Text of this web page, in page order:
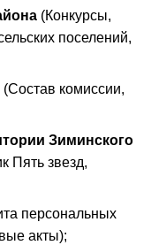
(Конкурсы,
поселений,
(Состав комиссии,
Зиминского
Пять звезд,
персональных
акты);